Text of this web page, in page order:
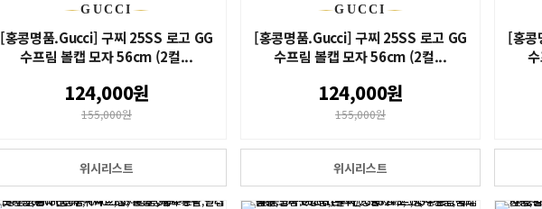
GUCCI
[홍콩명품.Gucci] 구찌 25SS 로고 GG
수프림 볼캡 모자 56cm (2컬...
124,000원
155,000원
위시리스트
GUCCI
[홍콩명품.Gucci] 구찌 25SS 로고 GG
수프림 볼캡 모자 56cm (2컬...
124,000원
155,000원
위시리스트
[홍콩